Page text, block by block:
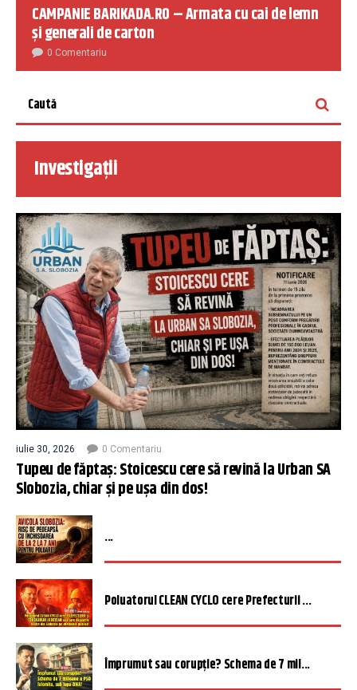
CAMPANIE BARIKADA.RO – Armata cu cai de lemn
și generali de carton
0 Comentariu
Investigații
iulie 30, 2026 0 Comentariu
Tupeu de făptaș: Stoicescu cere să revină la Urban SA
Slobozia, chiar și pe ușa din dos!
...
Poluatorul CLEAN CYCLO cere Prefecturii ...
Împrumut sau corupție? Schema de 7 mil...